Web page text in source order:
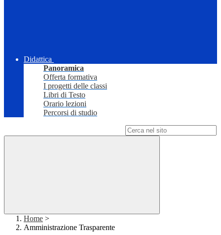
Didattica
Panoramica
Offerta formativa
I progetti delle classi
Libri di Testo
Orario lezioni
Percorsi di studio
Home >
Amministrazione Trasparente